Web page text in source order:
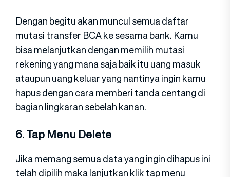
Dengan begitu akan muncul semua daftar
mutasi transfer BCA ke sesama bank. Kamu
bisa melanjutkan dengan memilih mutasi
rekening yang mana saja baik itu uang masuk
ataupun uang keluar yang nantinya ingin kamu
hapus dengan cara memberi tanda centang di
bagian lingkaran sebelah kanan.
6. Tap Menu Delete
Jika memang semua data yang ingin dihapus ini
telah dipilih maka lanjutkan klik tap menu